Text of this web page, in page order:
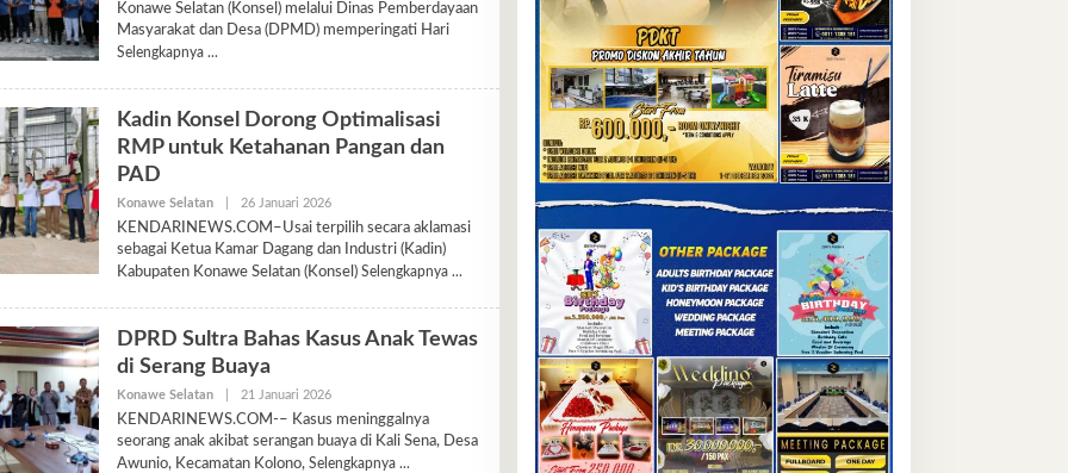
Konawe Selatan (Konsel) melalui Dinas Pemberdayaan
Masyarakat dan Desa (DPMD) memperingati Hari
Selengkapnya
Kadin Konsel Dorong Optimalisasi
RMP untuk Ketahanan Pangan dan
PAD
Konawe Selatan 26 Januari 2026Oleh
KENDARINEWS.COM–Usai terpilih secara aklamasi
sebagai Ketua Kamar Dagang dan Industri (Kadin)
Kabupaten Konawe Selatan (Konsel) Selengkapnya
DPRD Sultra Bahas Kasus Anak Tewas
di Serang Buaya
Konawe Selatan 21 Januari 2026Oleh
KENDARINEWS.COM-– Kasus meninggalnya
seorang anak akibat serangan buaya di Kali Sena, Desa
Awunio, Kecamatan Kolono, Selengkapnya